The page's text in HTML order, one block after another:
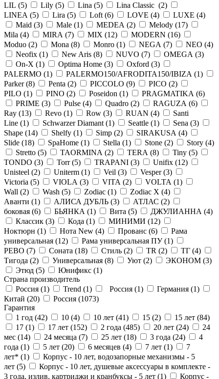
LIL (5) Lily (5) Lina (5) Lina Classic (2)
LINEA (5) Lira (5) Loft (6) LOVE (4) LUXE (4)
Maid (3) Male (1) MEDEA (2) Melody (17)
Mila (4) MIRA (7) MIX (12) MODERN (16)
Moduo (2) Mona (8) Monro (1) NEGA (7) NEO (4)
Neofix (1) New Aris (8) NUVO (7) OMEGA (3)
On-X (1) Optima Home (3) Oxford (3)
PALERMO (1) PALERMO150/AFRODITA150/IBIZA (1)
Parker (8) Penta (2) PICCOLO (9) PICO (2)
PILO (1) PINO (2) Poseidon (1) PRAGMATIKA (6)
PRIME (3) Pulse (4) Quadro (2) RAGUZA (6)
Ray (13) Revo (1) Row (3) RUAN (4)
Santi
Line (1) Schwarzer Diamant (1) Seattle (1) Sena (3)
Shape (14) Shelfy (1) Simp (2) SIRAKUSA (4)
Slide (18) SpaHome (1) Stella (1) Stone (2) Story (4)
Stretto (5) TAORMINA (2) TERA (8) Tiny (5)
TONDO (3) Torr (5) TRAPANI (3) Unifix (12)
Unisteel (2) Uniterm (1) Veil (3) Vesper (3)
Victoria (5) VIOLA (3) VITA (2) VOLTA (1)
Wall (2) Wash (5) Zodiac (1) Zodiac X (4)
Аванти (1) АЛИСА ДУБЛЬ (3) АТЛАС (2)
боковая (6) БЬЯНКА (1) Вита (5) ДЖУЛИАННА (4)
Классик (3) Кода (1) МИНИМИ (12)
Ноктюрн (1) Нота New (4) Прованс (6)
Рама
универсальная (12) Рама универсальная ПУ (1)
РЕВО (7) Соната (18) Стиль (2) ТR (2) ТГ (4)
Тигода (2) Универсальная (8) Уют (2) ЭКОНОМ (3)
Этюд (5) Юнификс (1)
Страна производитель
Россия (1) Trend (1) Россия (1) Германия (1)
Китай (20) Россия (1073)
Гарантия
1 год (42) 10 (4) 10 лет (41) 15 (2) 15 лет (84)
17 (1) 17 лет (152) 2 года (485) 20 лет (24)
24
мес (14) 24 месяца (7) 25 лет (18) 3 года (24)
4
года (1) 5 лет (20) 6 месяцев (4) 7 лет (1)
7
лет* (1)
Корпус - 10 лет, водозапорные механизмы - 5
лет (5)
Корпус - 10 лет, душевые аксессуары в комплекте -
3 года, излив, картриджи и кранбуксы - 5 лет (1) Корпус -